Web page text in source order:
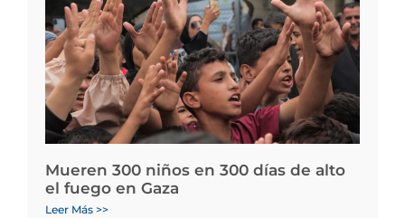
Mueren 300 niños en 300 días de alto
el fuego en Gaza
Leer Más >>